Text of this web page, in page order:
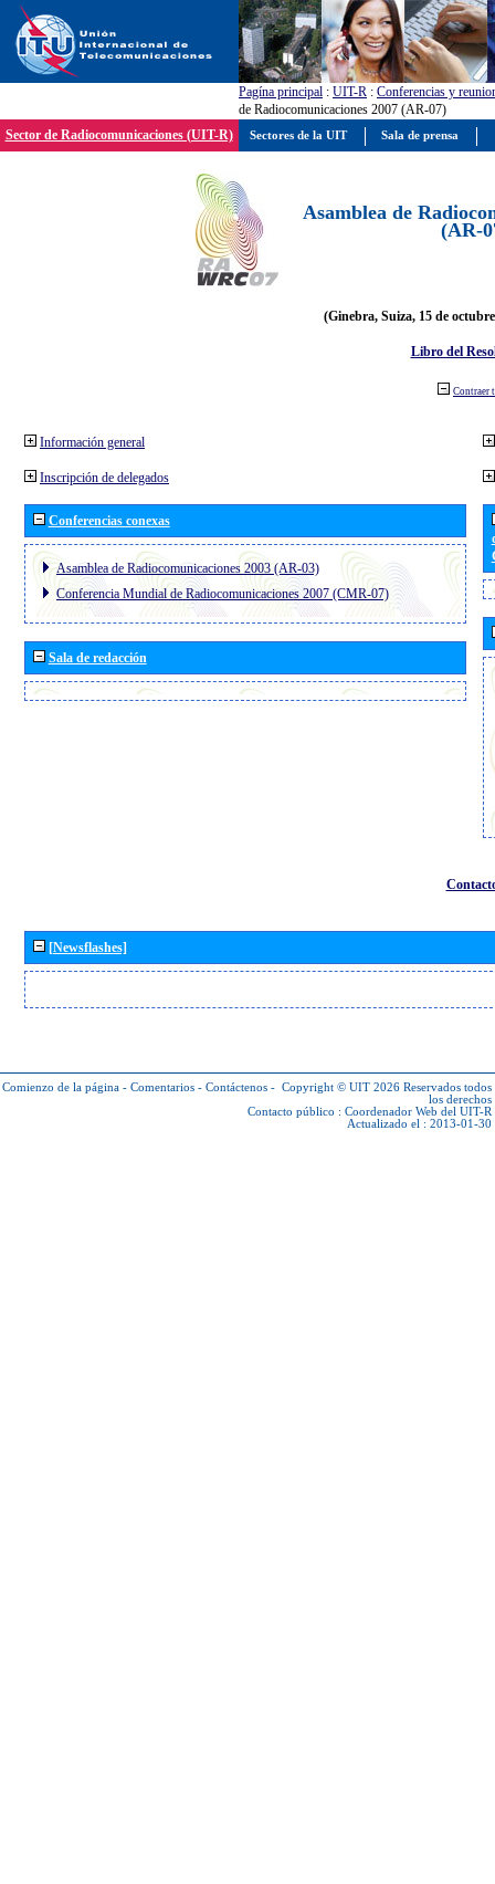
Pagína principal : UIT-R : Conferencias y
de Radiocomunicaciones 2007 (AR-07)
Sector de Radiocomunicaciones (UIT-R)
Asamblea de
(AR-
(Ginebra, Suiza, 15 de
Libro del
Contraer
Información general
Inscripción de delegados
Conferencias conexas
Asamblea de Radiocomunicaciones 2003 (AR-03)
Conferencia Mundial de Radiocomunicaciones 2007 (CMR-07)
Sala de redacción
[Newsflashes]
Comienzo de la página - Comentarios - Contáctenos - Copyright © UIT 2026 Reservados todos
los derechos
Contacto público : Coordenador Web del UIT-R
Actualizado el : 2013-01-30
Sectores de la UIT Sala de prensa